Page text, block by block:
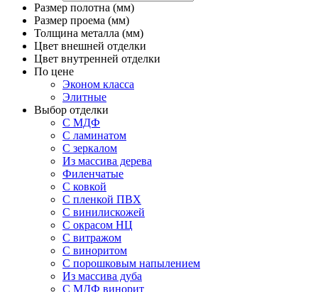
Размер полотна (мм)
Размер проема (мм)
Толщина металла (мм)
Цвет внешней отделки
Цвет внутренней отделки
По цене
Эконом класса
Элитные
Выбор отделки
С МДФ
С ламинатом
С зеркалом
Из массива дерева
Филенчатые
С ковкой
С пленкой ПВХ
С винилискожей
С окрасом НЦ
С витражом
С виноритом
С порошковым напылением
Из массива дуба
С МДФ винорит